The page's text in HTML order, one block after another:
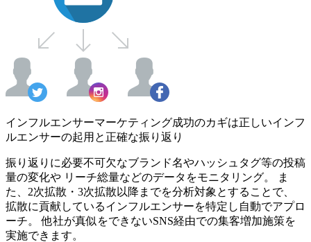
インフルエンサーマーケティング成功のカギは正しいインフ
ルエンサーの起用と正確な振り返り
振り返りに必要不可欠なブランド名やハッシュタグ等の投稿
量の変化や リーチ総量などのデータをモニタリング。 ま
た、2次拡散・3次拡散以降までを分析対象とすることで、
拡散に貢献しているインフルエンサーを特定し自動でアプロ
ーチ。 他社が真似をできないSNS経由での集客増加施策を
実施できます。